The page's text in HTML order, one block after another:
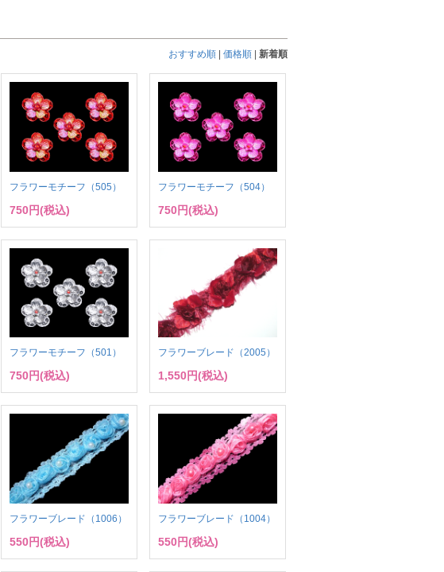
おすすめ順 価格順 新着順
フラワーモチーフ（505）
750円(税込)
フラワーモチーフ（504）
750円(税込)
フラワーモチーフ（501）
750円(税込)
フラワーブレード（2005）
1,550円(税込)
フラワーブレード（1006）
550円(税込)
フラワーブレード（1004）
550円(税込)